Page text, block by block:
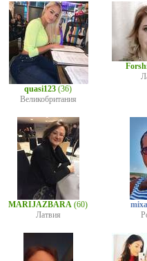
quasi123 (36)
Великобритания
MARIJAZBARA (60)
Латвия